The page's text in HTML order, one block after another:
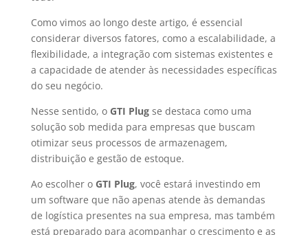
Como vimos ao longo deste artigo, é essencial
considerar diversos fatores, como a escalabilidade, a
flexibilidade, a integração com sistemas existentes e
a capacidade de atender às necessidades específicas
do seu negócio.
Nesse sentido, o GTI Plugse destaca como uma
solução sob medida para empresas que buscam
otimizar seus processos de armazenagem,
distribuição e gestão de estoque.
Ao escolher o GTI Plug, você estará investindo em
um software que não apenas atende às demandas
de logística presentes na sua empresa, mas também
está preparado para acompanhar o crescimento e as